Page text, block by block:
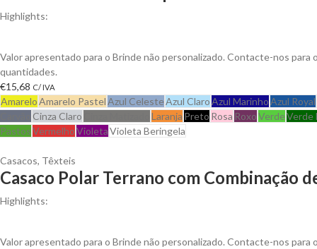
Highlights:
Valor apresentado para o Brinde não personalizado. Contacte-nos
quantidades.
€15,68 C/ IVA
AmareloAmarelo PastelAzul CelesteAzul ClaroAzul MarinhoAzul Royal
Cinza Claro Laranja Preto Rosa RoxoVerdeVerde
PastosVermelhoVioletaVioleta Beringela
Casacos, Têxteis
Casaco Polar Terrano com Combinação
Highlights:
Valor apresentado para o Brinde não personalizado. Contacte-nos